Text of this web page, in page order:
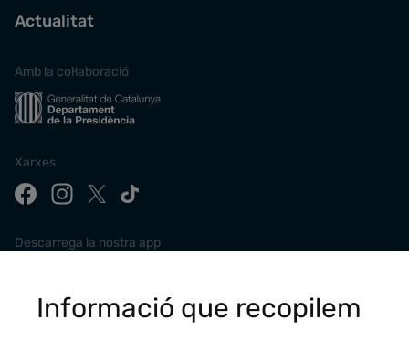
Actualitat
Amb la col·laboració
Xarxes
Descarrega la nostra app
Informació que recopilem